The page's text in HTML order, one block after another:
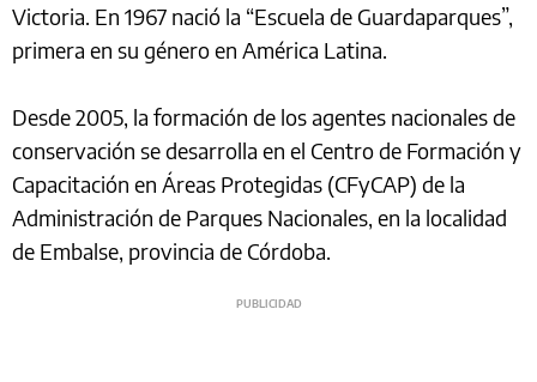
Victoria. En 1967 nació la “Escuela de Guardaparques”,
primera en su género en América Latina.
Desde 2005, la formación de los agentes nacionales de
conservación se desarrolla en el Centro de Formación y
Capacitación en Áreas Protegidas (CFyCAP) de la
Administración de Parques Nacionales, en la localidad
de Embalse, provincia de Córdoba.